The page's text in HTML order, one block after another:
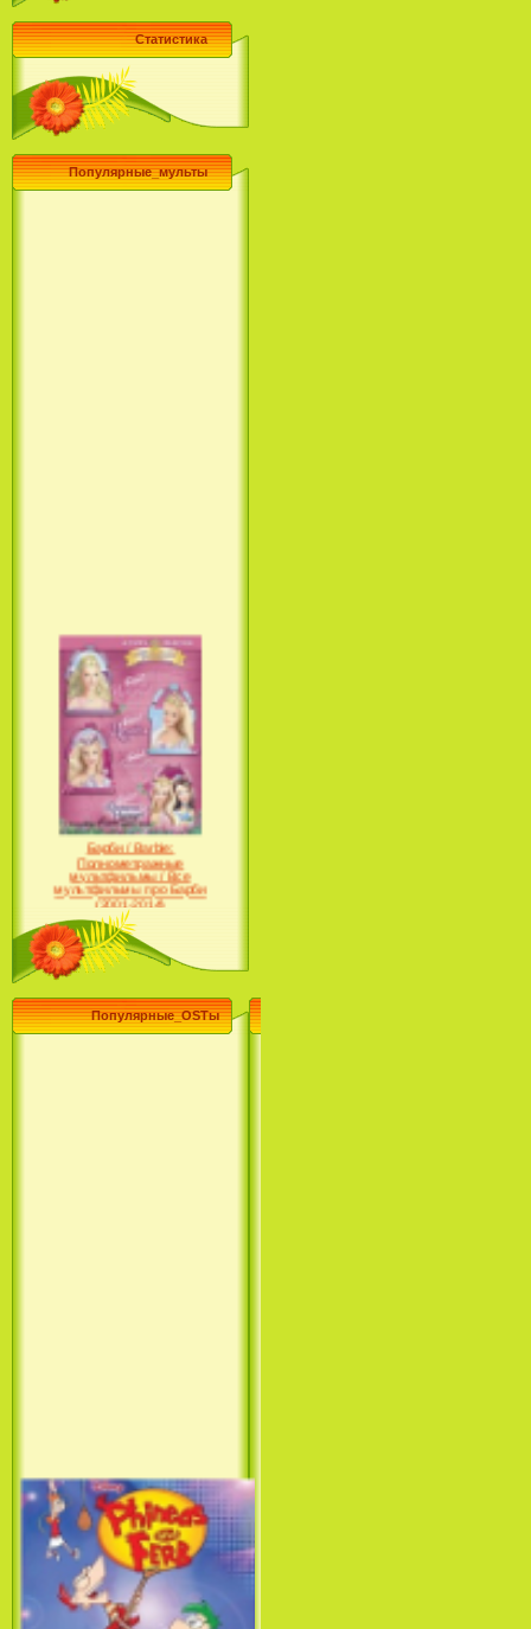
Статистика
Популярные_мульты
Барби / Barbie:
Полнометражные
мультфильмы / Все
мультфильмы про Барби
(2001-2014)
Фархат: Принц Персии /
Популярные_OSTы